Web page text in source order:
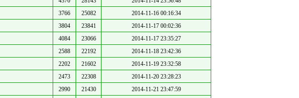
3766 25082
2014-11-16 00:16:34
3804 23841
2014-11-17 00:02:36
4084 23066
2014-11-17 23:35:27
2588 22192
2014-11-18 23:42:36
2202 21602
2014-11-19 23:32:58
2473 22308
2014-11-20 23:28:23
2990 21430
2014-11-21 23:47:59